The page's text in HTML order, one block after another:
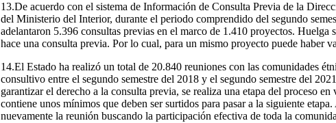
13.De acuerdo con el sistema de Información de Consulta Previa de la
del Ministerio del Interior, durante el periodo comprendido del segundo
adelantaron 5.396 consultas previas en el marco de 1.410 proyectos. Huelga
hace una consulta previa. Por lo cual, para un mismo proyecto puede haber
14.El Estado ha realizó un total de 20.840 reuniones con las comunidades
consultivo entre el segundo semestre del 2018 y el segundo semestre del
garantizar el derecho a la consulta previa, se realiza una etapa del proceso
contiene unos mínimos que deben ser surtidos para pasar a la siguiente
nuevamente la reunión buscando la participación efectiva de toda la